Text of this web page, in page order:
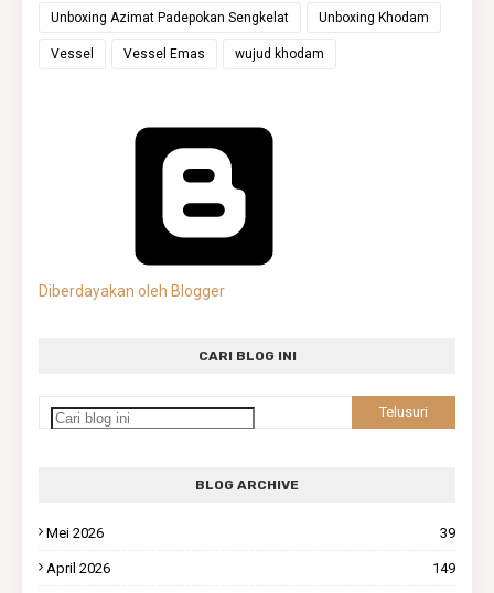
Unboxing Azimat Padepokan Sengkelat Unboxing Khodam
Vessel Vessel Emas wujud khodam
Diberdayakan oleh Blogger
CARI BLOG INI
BLOG ARCHIVE
Mei 2026 39
April 2026 149